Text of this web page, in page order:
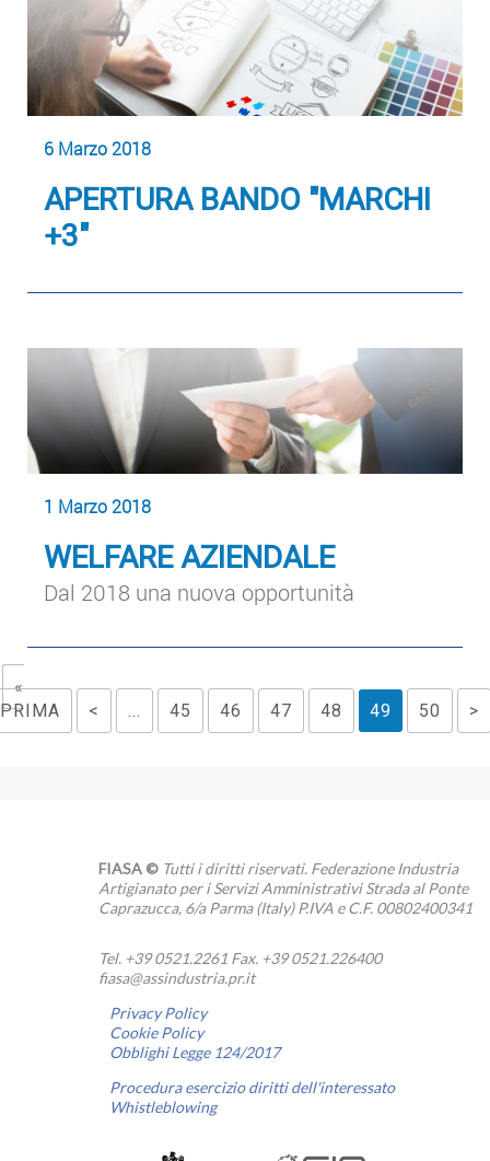
6 Marzo 2018
APERTURA BANDO "MARCHI
+3"
1 Marzo 2018
WELFARE AZIENDALE
Dal 2018 una nuova opportunità
«
PRIMA
< ... 45 46 47 48 49 50 >
FIASA ©Tutti i diritti riservati. Federazione Industria
Artigianato per i Servizi Amministrativi Strada al Ponte
Caprazucca, 6/a Parma (Italy) P.IVA e C.F. 00802400341
Tel. +39 0521.2261 Fax. +39 0521.226400
fiasa@assindustria.pr.it
Privacy Policy
Cookie Policy
Obblighi Legge 124/2017
Procedura esercizio diritti dell'interessato
Whistleblowing